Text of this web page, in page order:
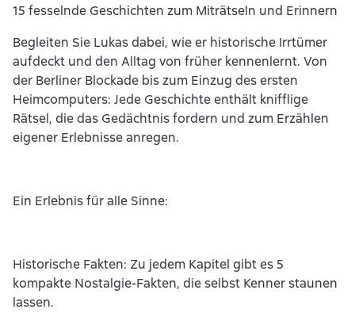
15 fesselnde Geschichten zum Miträtseln und Erinnern
Begleiten Sie Lukas dabei, wie er historische Irrtümer
aufdeckt und den Alltag von früher kennenlernt. Von
der Berliner Blockade bis zum Einzug des ersten
Heimcomputers: Jede Geschichte enthält knifflige
Rätsel, die das Gedächtnis fordern und zum Erzählen
eigener Erlebnisse anregen.
Ein Erlebnis für alle Sinne:
Historische Fakten: Zu jedem Kapitel gibt es 5
kompakte Nostalgie-Fakten, die selbst Kenner staunen
lassen.